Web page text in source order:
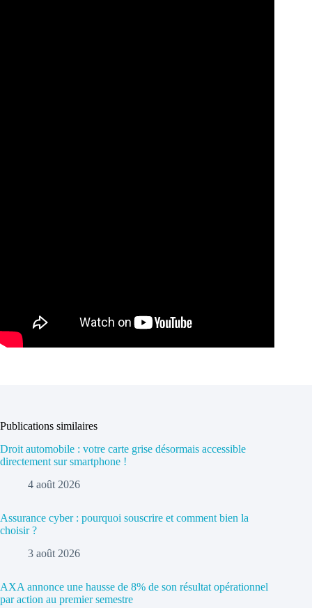
Publications similaires
Droit automobile : votre carte grise désormais accessible
directement sur smartphone !
4 août 2026
Assurance cyber : pourquoi souscrire et comment bien la
choisir ?
3 août 2026
AXA annonce une hausse de 8% de son résultat opérationnel
par action au premier semestre